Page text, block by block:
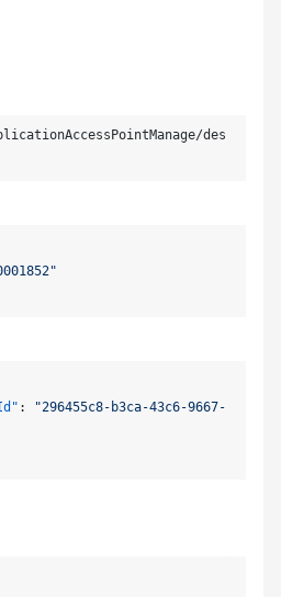
des
:
"296455c8-b3ca-43c6-9667-